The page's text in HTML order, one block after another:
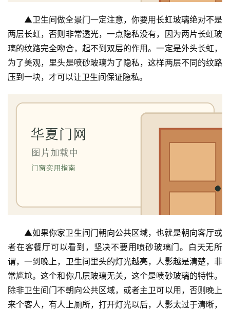
▲卫生间做全景门一定注意，你要用长虹玻璃绝对不是
两层长虹，否则非常透光，一点隐私没有，因为两片长虹玻
璃的纹路完全吻合，起不到双层的作用。一定是外头长虹，
为了美观，里头是喷砂玻璃为了隐私，这样两层不同的纹路
压到一块，才可以让卫生间保证隐私。
▲如果你家卫生间门朝向公共区域，也就是朝向客厅或
者在客餐厅可以看到，坚决不要用喷砂玻璃门。白天无所
谓，一到晚上，卫生间里头的灯光越亮，人影越是清楚，非
常尴尬。这个和你几层玻璃无关，这个是喷砂玻璃的特性。
除非卫生间门不朝向公共区域，或者主卫可以用，否则晚上
来个客人，有人上厕所，打开灯光以后，人影太过于清晰，